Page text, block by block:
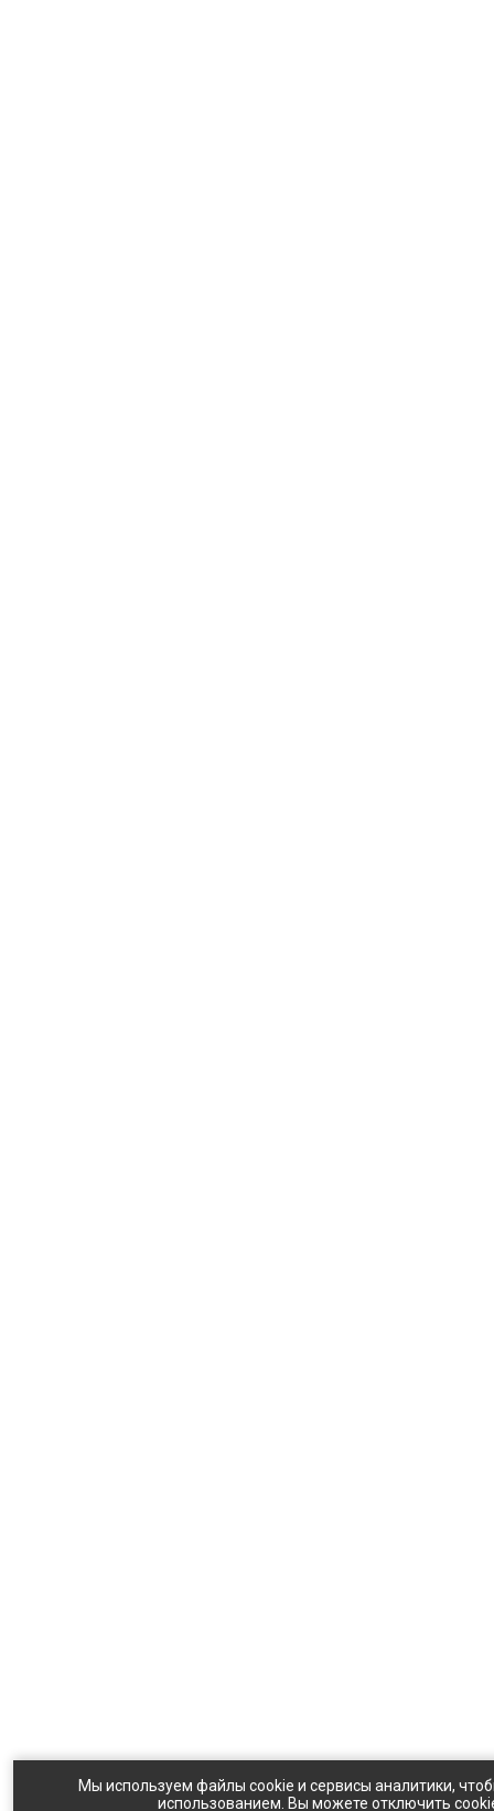
Мы используем файлы cookie и сервисы аналитики,
использованием. Вы можете отключить